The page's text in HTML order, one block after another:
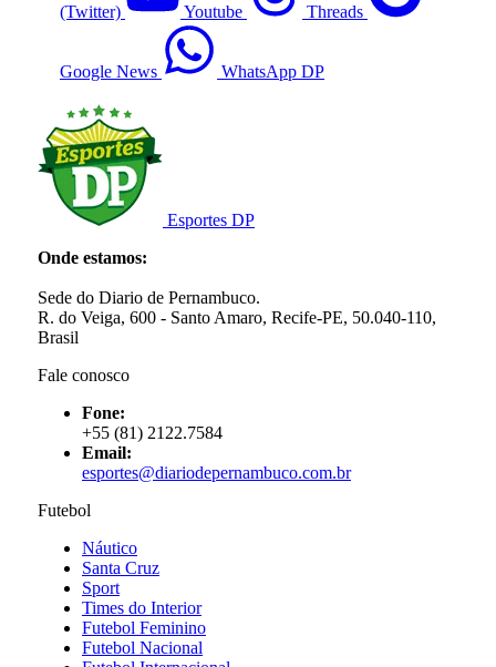
(Twitter) Youtube Threads
Google News WhatsApp DP
Esportes DP
Onde estamos:
Sede do Diario de Pernambuco.
R. do Veiga, 600 - Santo Amaro, Recife-PE, 50.040-110,
Brasil
Fale conosco
Fone:
+55 (81) 2122.7584
Email:
esportes@diariodepernambuco.com.br
Futebol
Náutico
Santa Cruz
Sport
Times do Interior
Futebol Feminino
Futebol Nacional